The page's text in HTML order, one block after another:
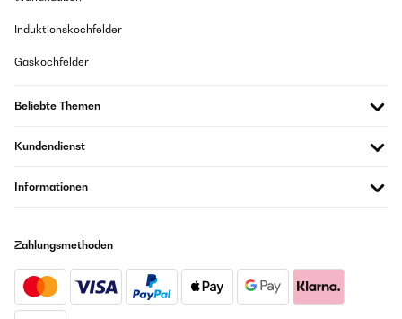
Induktionskochfelder
Gaskochfelder
Beliebte Themen
Kundendienst
Informationen
Zahlungsmethoden